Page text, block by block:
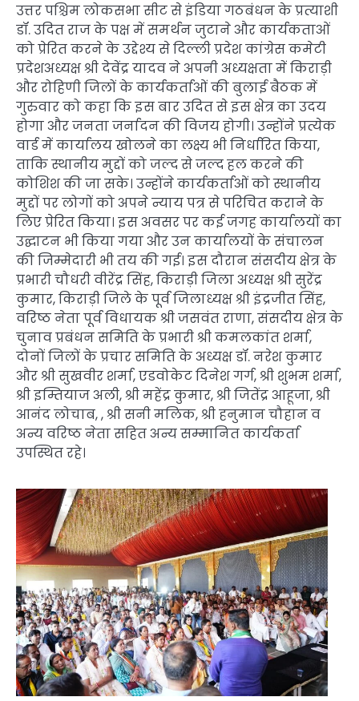
उत्तर पश्चिम लोकसभा सीट से इंडिया गठबंधन के प्रत्याशी
डॉ. उदित राज के पक्ष में समर्थन जुटाने और कार्यकताओं
को प्रेरित करने के उद्देश्य से दिल्ली प्रदेश कांग्रेस कमेटी
प्रदेशअध्यक्ष श्री देवेंद्र यादव ने अपनी अध्यक्षता में किराड़ी
और रोहिणी जिलों के कार्यकर्ताओं की बुलाई बैठक में
गुरुवार को कहा कि इस बार उदित से इस क्षेत्र का उदय
होगा और जनता जर्नादन की विजय होगी। उन्होंने प्रत्येक
वार्ड में कार्यालय खोलने का लक्ष्य भी निर्धारित किया,
ताकि स्थानीय मुद्दों को जल्द से जल्द हल करने की
कोशिश की जा सके। उन्होंने कार्यकर्ताओं को स्थानीय
मुद्दों पर लोगों को अपने न्याय पत्र से परिचित कराने के
लिए प्रेरित किया। इस अवसर पर कई जगह कार्यालयों का
उद्घाटन भी किया गया और उन कार्यालयों के संचालन
की जिम्मेदारी भी तय की गई। इस दौरान संसदीय क्षेत्र के
प्रभारी चौधरी वीरेंद्र सिंह, किराड़ी जिला अध्यक्ष श्री सुरेंद्र
कुमार, किराड़ी जिले के पूर्व जिलाध्यक्ष श्री इंद्रजीत सिंह,
वरिष्ठ नेता पूर्व विधायक श्री जसवंत राणा, संसदीय क्षेत्र के
चुनाव प्रबंधन समिति के प्रभारी श्री कमलकांत शर्मा,
दोनों जिलों के प्रचार समिति के अध्यक्ष डॉ. नरेश कुमार
और श्री सुखवीर शर्मा, एडवोकेट दिनेश गर्ग, श्री शुभम शर्मा,
श्री इम्तियाज अली, श्री महेंद्र कुमार, श्री जितेंद्र आहूजा, श्री
आनंद लोचाब, , श्री सनी मलिक, श्री हनुमान चौहान व
अन्य वरिष्ठ नेता सहित अन्य सम्मानित कार्यकर्ता
उपस्थित रहे।